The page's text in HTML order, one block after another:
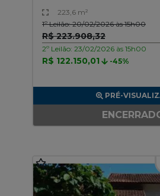
223,6 m²
1º Leilão: 20/02/2026 às 15h00
R$ 223.908,32
2º Leilão: 23/02/2026 às 15h00
R$ 122.150,01 -45%
PRÉ-